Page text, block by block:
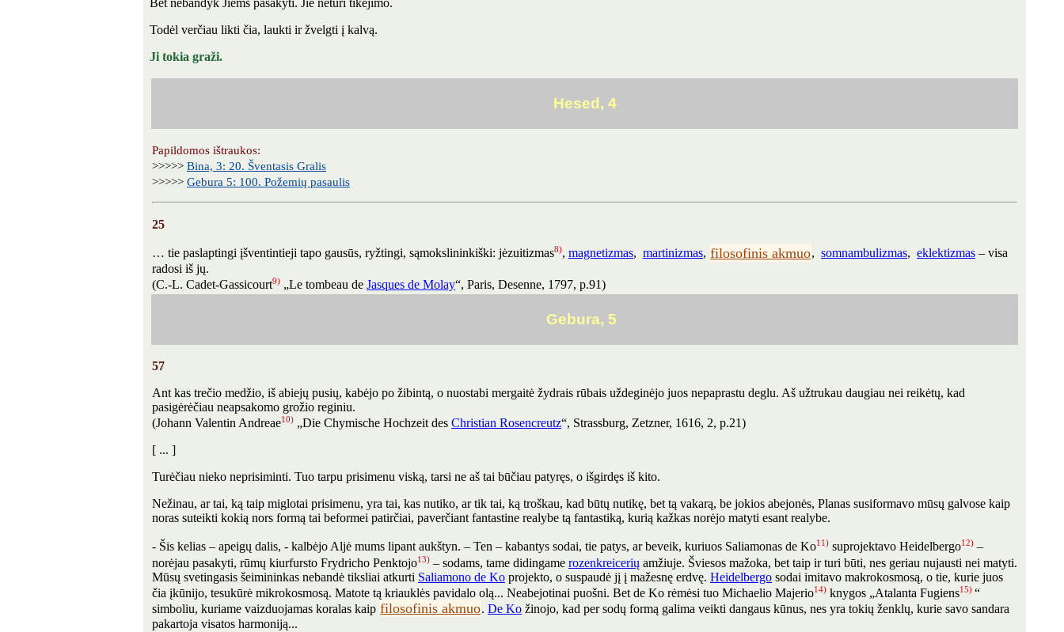
Todėl verčiau likti čia, laukti ir žvelgti į kalvą.
Ji tokia graži.
Hesed, 4
Papildomos ištraukos:
>>>>> Bina, 3: 20. Šventasis Gralis
>>>>> Gebura 5: 100. Požemių pasaulis
25
… tie paslaptingi įšventintieji tapo gausūs, ryžtingi, sąmokslininkiški: jėzuitizmas8), magnetizmas, martinizmas, filosofinis akmuo, somnambulizmas, eklektizmas – visa
radosi iš jų.
(C.-L. Cadet-Gassicourt9) „Le tombeau de Jasques de Molay“, Paris, Desenne, 1797, p.91)
Gebura, 5
57
Ant kas trečio medžio, iš abiejų pusių, kabėjo po žibintą, o nuostabi mergaitė žydrais rūbais uždeginėjo juos nepaprastu deglu. Aš užtrukau daugiau nei reikėtų, kad
pasigėrėčiau neapsakomo grožio reginiu.
(Johann Valentin Andreae10) „Die Chymische Hochzeit des Christian Rosencreutz“, Strassburg, Zetzner, 1616, 2, p.21)
[ ... ]
Turėčiau nieko neprisiminti. Tuo tarpu prisimenu viską, tarsi ne aš tai būčiau patyręs, o išgirdęs iš kito.
Nežinau, ar tai, ką taip miglotai prisimenu, yra tai, kas nutiko, ar tik tai, ką troškau, kad būtų nutikę, bet tą vakarą, be jokios abejonės, Planas susiformavo mūsų galvose kaip
noras suteikti kokią nors formą tai beformei patirčiai, paverčiant fantastine realybe tą fantastiką, kurią kažkas norėjo matyti esant realybe.
- Šis kelias – apeigų dalis, - kalbėjo Aljė mums lipant aukštyn. – Ten – kabantys sodai, tie patys, ar beveik, kuriuos Saliamonas de Ko11) suprojektavo Heidelbergo12) –
norėjau pasakyti, rūmų kiurfursto Frydricho Penktojo13) – sodams, tame didingame rozenkreicerių amžiuje. Šviesos mažoka, bet taip ir turi būti, nes geriau nujausti nei matyti.
Mūsų svetingasis šeimininkas nebandė tiksliai atkurti Saliamono de Ko projekto, o suspaudė jį į mažesnę erdvę. Heidelbergo sodai imitavo makrokosmosą, o tie, kurie juos
čia įkūnijo, tesukūrė mikrokosmosą. Matote tą kriauklės pavidalo olą... Neabejotinai puošni. Bet de Ko rėmėsi tuo Michaelio Majerio14) knygos „Atalanta Fugiens15) “
simboliu, kuriame vaizduojamas koralas kaip filosofinis akmuo. De Ko žinojo, kad per sodų formą galima veikti dangaus kūnus, nes yra tokių ženklų, kurie savo sandara
pakartoja visatos harmoniją...